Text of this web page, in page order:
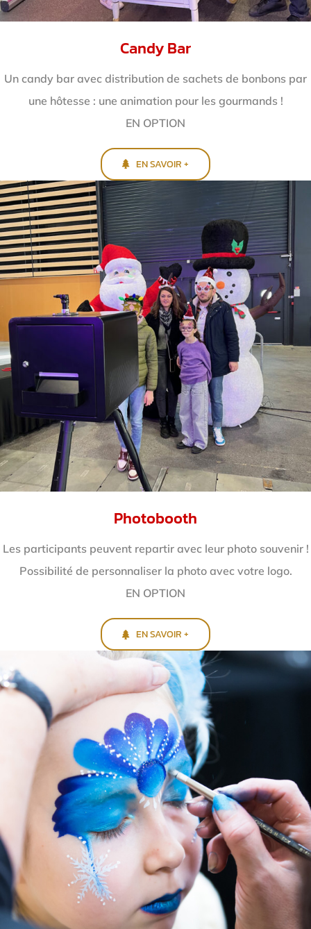
Candy Bar
Un candy bar avec distribution de sachets de bonbons par
une hôtesse : une animation pour les gourmands !
EN OPTION
EN SAVOIR +
Photobooth
Les participants peuvent repartir avec leur photo souvenir !
Possibilité de personnaliser la photo avec votre logo.
EN OPTION
EN SAVOIR +